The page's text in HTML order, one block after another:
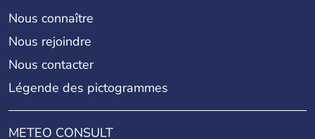
Nous connaître
Nous rejoindre
Nous contacter
Légende des pictogrammes
METEO CONSULT